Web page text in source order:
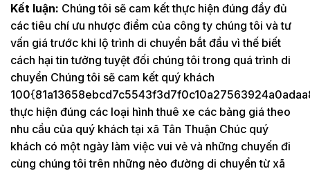
Kết luận: Chúng tôi sẽ cam kết thực hiện đúng đầy đủ
các tiêu chí ưu nhược điểm của công ty chúng tôi và tư
vấn giá trước khi lộ trình di chuyển bắt đầu vì thế biết
cách hại tin tưởng tuyệt đối chúng tôi trong quá trình di
chuyển Chúng tôi sẽ cam kết quý khách
thực hiện đúng các loại hình thuê xe các bảng giá theo
nhu cầu của quý khách tại xã Tân Thuận Chúc quý
khách có một ngày làm việc vui vẻ và những chuyến đi
cùng chúng tôi trên những nẻo đường di chuyển từ xã